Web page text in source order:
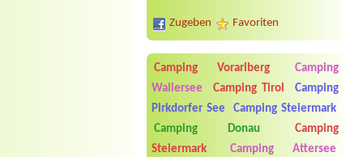
Zugeben Favoriten
Camping Vorarlberg
Camping
Wallersee
Camping Tirol
Camping
Pirkdorfer See
Camping Steiermark
Camping Donau
Camping
Steiermark
Camping Attersee